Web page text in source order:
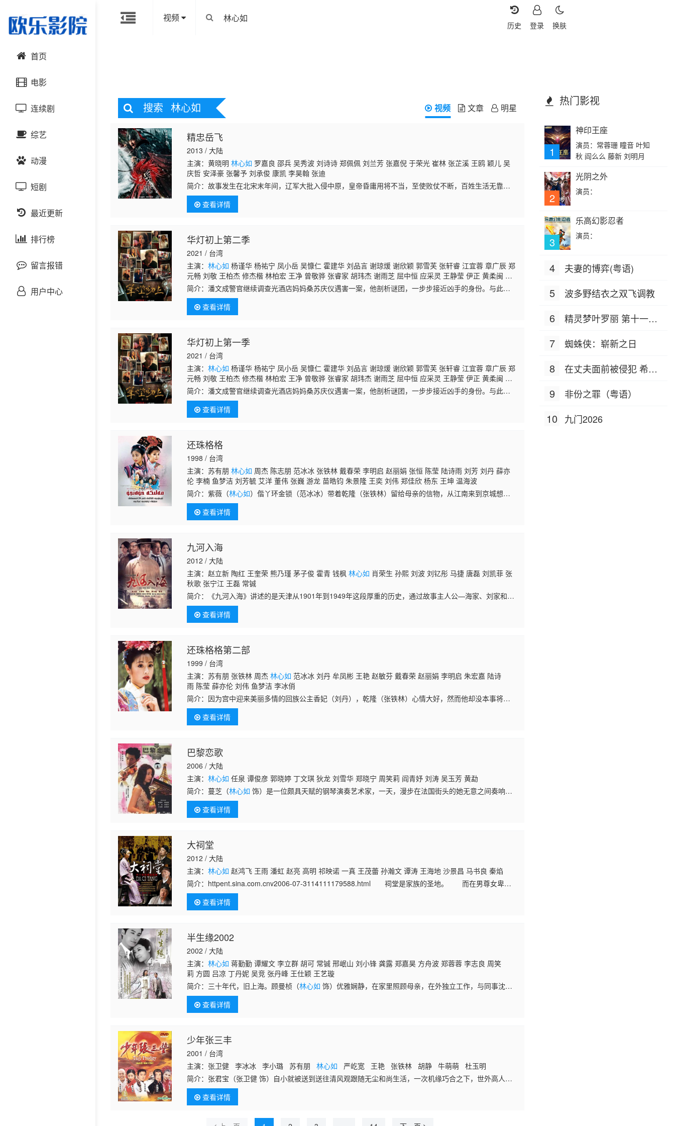
视频
换肤
登录
历史
首页
电影
动作片
喜剧片
爱情片
科幻片
恐怖片
剧情片
战争片
悬疑片
连续剧
国产剧
港台剧
日韩剧
欧美剧
泰国剧
综艺
大陆综艺
日韩综艺
港台综艺
欧美综艺
动漫
国产动漫
日韩动漫
欧美动漫
短剧
最近更新
排行榜
留言报错
用户中心
搜索 林心如 视频 文章 明星
精忠岳飞
2013 / 大陆
主演：黄晓明林心如 罗嘉良 邵兵 吴秀波 刘诗诗 郑佩佩 刘兰芳 张嘉倪 于荣光 崔林 张芷溪 王鸥 颖儿 吴
庆哲 安泽豪 张馨予 刘承俊 康凯 李昊翰 张迪
简介：故事发生在北宋末年间，辽军大批入侵中原，皇帝昏庸用将不当，至使败仗不断，百姓生活无靠流
离失所。岳飞（黄晓明 饰）在替父守孝期间，到三朝元老韩肖胄（卢映 饰）府上做护院，他边教授武艺，
边涉猎军事政治
查看详情
华灯初上第二季
2021 / 台湾
主演：林心如 杨谨华 杨祐宁 凤小岳 吴慷仁 霍建华 刘品言 谢琼煖 谢欣颖 郭雪芙 张轩睿 江宜蓉 章广辰 郑
元畅 刘敬 王柏杰 修杰楷 林柏宏 王净 曾敬骅 张睿家 胡玮杰 谢雨芝 屈中恒 应采灵 王静莹 伊正 黄柔闽 朱
宥丞 范瑞君 陈博正
简介：潘文成警官继续调查光酒店妈妈桑苏庆仪遇害一案，他剖析谜团，一步步接近凶手的身份。与此同
时，他也发现了更多黑暗的秘密与复杂的关系。
查看详情
华灯初上第一季
2021 / 台湾
主演：林心如 杨谨华 杨祐宁 凤小岳 吴慷仁 霍建华 刘品言 谢琼煖 谢欣颖 郭雪芙 张轩睿 江宜蓉 章广辰 郑
元畅 刘敬 王柏杰 修杰楷 林柏宏 王净 曾敬骅 张睿家 胡玮杰 谢雨芝 屈中恒 应采灵 王静莹 伊正 黄柔闽 朱
宥丞 范瑞君 陈博正
简介：潘文成警官继续调查光酒店妈妈桑苏庆仪遇害一案，他剖析谜团，一步步接近凶手的身份。与此同
时，他也发现了更多黑暗的秘密与复杂的关系。
查看详情
还珠格格
1998 / 台湾
主演：苏有朋林心如 周杰 陈志朋 范冰冰 张铁林 戴春荣 李明启 赵丽娟 张恒 陈莹 陆诗雨 刘芳 刘丹 薛亦
伦 李楠 鱼梦洁 刘芳毓 艾洋 董伟 张巍 游龙 苗皓钧 朱景隆 王奕 刘伟 郑佳欣 杨东 王坤 温海波
简介：紫薇（林心如）偕丫环金锁（范冰冰）带着乾隆（张铁林）留给母亲的信物，从江南来到京城想与
乾隆相认，发现进宫面圣根本无门，走投无路之际，她们遇上女飞贼小燕子，与之结为好友，不想因机缘
巧合，本热心为紫薇
查看详情
九河入海
2012 / 大陆
主演：赵立新 陶红 王奎荣 熊乃瑾 茅子俊 霍青 钱枫林心如 肖荣生 孙熙 刘波 刘钇彤 马捷 唐磊 刘凯菲 张
秋歌 张宁江 王磊 常铖
简介：
《九河入海》讲述的是天津从1901年到1949年这段厚重的历史，通过故事主人公—海家、刘家和唐
家三代人的命运浮沉来淋漓表现天津人外豪内和的粗犷性格以及天津逐渐成为那个时代的、中国北方政治
和金融中心
查看详情
还珠格格第二部
1999 / 台湾
主演：苏有朋 张铁林 周杰林心如 范冰冰 刘丹 牟凤彬 王艳 赵敏芬 戴春荣 赵丽娟 李明启 朱宏嘉 陆诗
雨 陈莹 薛亦伦 刘伟 鱼梦洁 李冰俏
简介： 因为宫中迎来美丽多情的回族公主香妃（刘丹），乾隆（张铁林）心情大好，然而他却没本事将这
种好心情传递，并非自愿入宫的香妃一心惦念的只是之前的恋人。香妃的不幸遭遇引起小燕子的极大同
情，在福尔康（周杰）
查看详情
巴黎恋歌
2006 / 大陆
主演：林心如 任泉 谭俊彦 郭晓婷 丁文琪 狄龙 刘雪华 郑晓宁 周笑莉 阎青妤 刘涛 吴玉芳 黄勐
简介：蔓芝（林心如 饰）是一位颇具天赋的钢琴演奏艺术家，一天，漫步在法国街头的她无意之间奏响了
街头艺人所使用的乐器，哪知道悠扬的音乐声吸引了名叫纪玮（任泉 饰）的男人的注意。其实，这并不是
蔓芝和纪玮的第
查看详情
大祠堂
2012 / 大陆
主演：林心如 赵鸿飞 王雨 潘虹 赵亮 高明 祁映诺 一真 王茂蕾 孙瀚文 谭涛 王海地 沙景昌 马书良 秦焰
简介： httpent.sina.com.cnv2006-07-3114111179588.html 祠堂是家族的圣地。 而在男尊女卑的
时代，祠堂也是女人的禁地。 而我们这个关于祠堂的故
查看详情
半生缘2002
2002 / 大陆
主演：林心如 蒋勤勤 谭耀文 李立群 胡可 常铖 邢岷山 刘小锋 龚露 郑嘉昊 方舟波 郑蓉蓉 李志良 周笑
莉 方圆 吕凉 丁丹妮 吴竞 张丹峰 王仕颖 王艺璇
简介： 三十年代，旧上海。顾曼桢（林心如 饰）优雅娴静，在家里照顾母亲，在外独立工作，与同事沈世
钧（谭耀文 饰）的爱情刚刚萌芽。曼桢有个姐姐曼璐（蒋勤勤 饰），17岁就出来做了舞女以养活家人，后
又忍痛放弃
查看详情
少年张三丰
2001 / 台湾
主演：张卫健 李冰冰 李小璐 苏有朋林心如 严屹宽 王艳 张铁林 胡静 牛萌萌 杜玉明
简介： 张君宝（张卫健 饰）自小就被送到送往清风观跟随无尘和尚生活，一次机缘巧合之下，世外高人圣
僧收了他为徒，他从圣僧那里习得了与自然万物沟通的本领。君宝随后偶遇了药王谷的弟子冰心，两人成
了好友。冰心一直在追
查看详情
热门影视
1
神印王座
演员：常蓉珊 瞳音 叶知
秋 阎么么 藤新 刘明月
2
光阴之外
演员：
3
乐高幻影忍者
演员：
4 夫妻的博弈(粤语)
5 波多野结衣之双飞调教
6
精灵梦叶罗丽 第十一季
7 蜘蛛侠：崭新之日
8
在丈夫面前被侵犯 希岛
9 非份之罪（粤语）
10 九门2026